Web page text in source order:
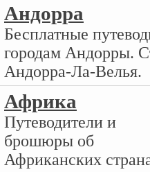
Андорра
Бесплатные
городам Андорры.
Андорра-Ла-Велья.
Африка
Путеводители и
брошюры об
Африканских